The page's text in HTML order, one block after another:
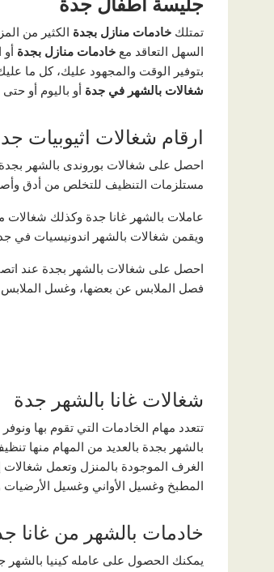
جليسة اطفال جدة
تمتلك خادمات منازل بجدة الكثير من
السهل التعاقد مع خادمات منازل بجدة
بتوفير الوقت والمجهود عليك، كل ما
شغالات بالشهر في جدة أو باليوم أو
ارقام شغالات اثيوبيات
احصل على شغالات بوروندى بالشهر
مستلزمات التنظيف للتخلص من أدق
عاملات بالشهر غانا جدة وكذلك
ويقمن شغالات بالشهر اندونيسيات في
احصل على شغالات بالشهر بجدة عند
فصل الملابس عن بعضها، وغسل الملابس
شغالات غانا بالشهر جدة
تتعدد مهام الخادمات التي تقوم بها
بالشهر بجدة بالعديد من المهام منها
الغرف الموجودة بالمنزل وتعمل شغالات
المطبخ وغسيل الأواني وغسيل الأرضيات
خادمات بالشهر من غانا
يمكنك الحصول على عامله كينيا